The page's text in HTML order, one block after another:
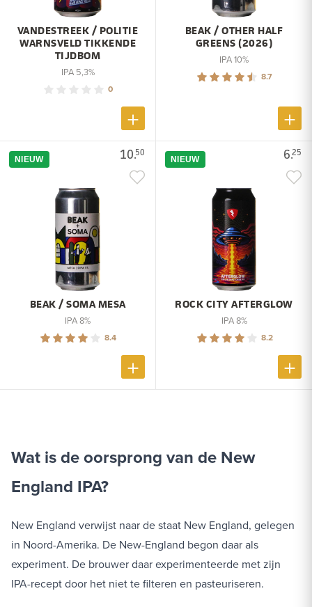
VANDESTREEK / POLITIE
WARNSVELD TIKKENDE
TIJDBOM
IPA 5,3%
0
BEAK / OTHER HALF
GREENS (2026)
IPA 10%
8.7
10.50
NIEUW
BEAK / SOMA MESA
IPA 8%
8.4
6.25
NIEUW
ROCK CITY AFTERGLOW
IPA 8%
8.2
Wat is de oorsprong van de New
England IPA?
New England verwijst naar de staat New England, gelegen
in Noord-Amerika. De New-England begon daar als
experiment. De brouwer daar experimenteerde met zijn
IPA-recept door het niet te filteren en pasteuriseren.